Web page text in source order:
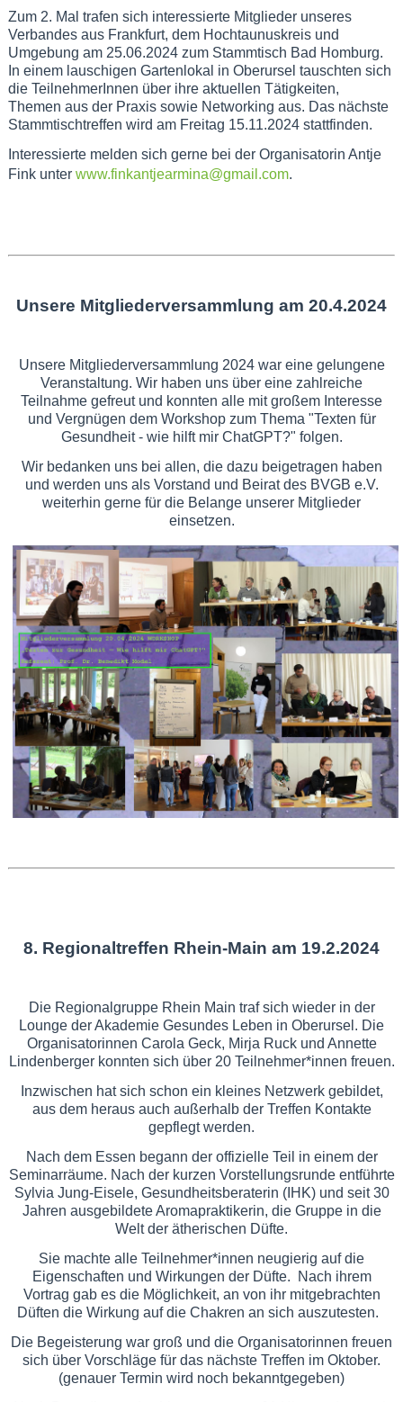
Zum 2. Mal trafen sich interessierte Mitglieder unseres
Verbandes aus Frankfurt, dem Hochtaunuskreis und
Umgebung am 25.06.2024 zum Stammtisch Bad Homburg.
In einem lauschigen Gartenlokal in Oberursel tauschten sich
die TeilnehmerInnen über ihre aktuellen Tätigkeiten,
Themen aus der Praxis sowie Networking aus. Das nächste
Stammtischtreffen wird am Freitag 15.11.2024 stattfinden.
Interessierte melden sich gerne bei der Organisatorin Antje
Fink unterwww.finkantjearmina@gmail.com.
Unsere Mitgliederversammlung am 20.4.2024
Unsere Mitgliederversammlung 2024 war eine gelungene
Veranstaltung. Wir haben uns über eine zahlreiche
Teilnahme gefreut und konnten alle mit großem Interesse
und Vergnügen dem Workshop zum Thema "Texten für
Gesundheit - wie hilft mir ChatGPT?" folgen.
Wir bedanken uns bei allen, die dazu beigetragen haben
und werden uns als Vorstand und Beirat des BVGB e.V.
weiterhin gerne für die Belange unserer Mitglieder
einsetzen.
8. Regionaltreffen Rhein-Main am 19.2.2024
Die Regionalgruppe Rhein Main traf sich wieder in der
Lounge der Akademie Gesundes Leben in Oberursel. Die
Organisatorinnen Carola Geck, Mirja Ruck und Annette
Lindenberger konnten sich über 20 Teilnehmer*innen freuen.
Inzwischen hat sich schon ein kleines Netzwerk gebildet,
aus dem heraus auch außerhalb der Treffen Kontakte
gepflegt werden.
Nach dem Essen begann der offizielle Teil in einem der
Seminarräume. Nach der kurzen Vorstellungsrunde entführte
Sylvia Jung-Eisele, Gesundheitsberaterin (IHK) und seit 30
Jahren ausgebildete Aromapraktikerin, die Gruppe in die
Welt der ätherischen Düfte.
Sie machte alle Teilnehmer*innen neugierig auf die
Eigenschaften und Wirkungen der Düfte. Nach ihrem
Vortrag gab es die Möglichkeit, an von ihr mitgebrachten
Düften die Wirkung auf die Chakren an sich auszutesten.
Die Begeisterung war groß und die Organisatorinnen freuen
sich über Vorschläge für das nächste Treffen im Oktober.
(genauer Termin wird noch bekanntgegeben)